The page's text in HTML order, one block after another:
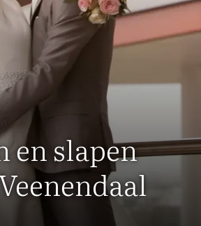
en slapen